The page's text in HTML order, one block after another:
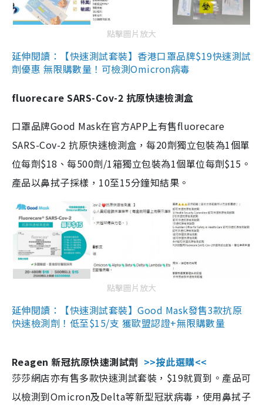
點擊圖片放大
延伸閱讀：【快速測試套裝】香港口罩品牌$19快速測試
劑優惠 無限購數量！可檢測Omicron病毒
fluorecare SARS-Cov-2 抗原快速檢測盒
口罩品牌Good Mask在官方APP上有售fluorecare
SARS-Cov-2 抗原快速檢測盒，每20劑獨立包裝為1個單
位每劑$18、每500劑/1箱獨立包裝為1個單位每劑$15。
產品以鼻拭子採樣，10至15分鐘知結果。
點擊圖片放大
延伸閱讀：【快速測試套裝】Good Mask發售3款抗原
快速檢測劑！低至$15/支 獲歐盟認證+無限購數量
Reagen 新冠抗原快速測試劑 >>按此選購<<
莎莎網店亦有售多款快速測試套裝，$19就買到。產品可
以檢測到Omicron及Delta等新型冠狀病毒，使用鼻拭子